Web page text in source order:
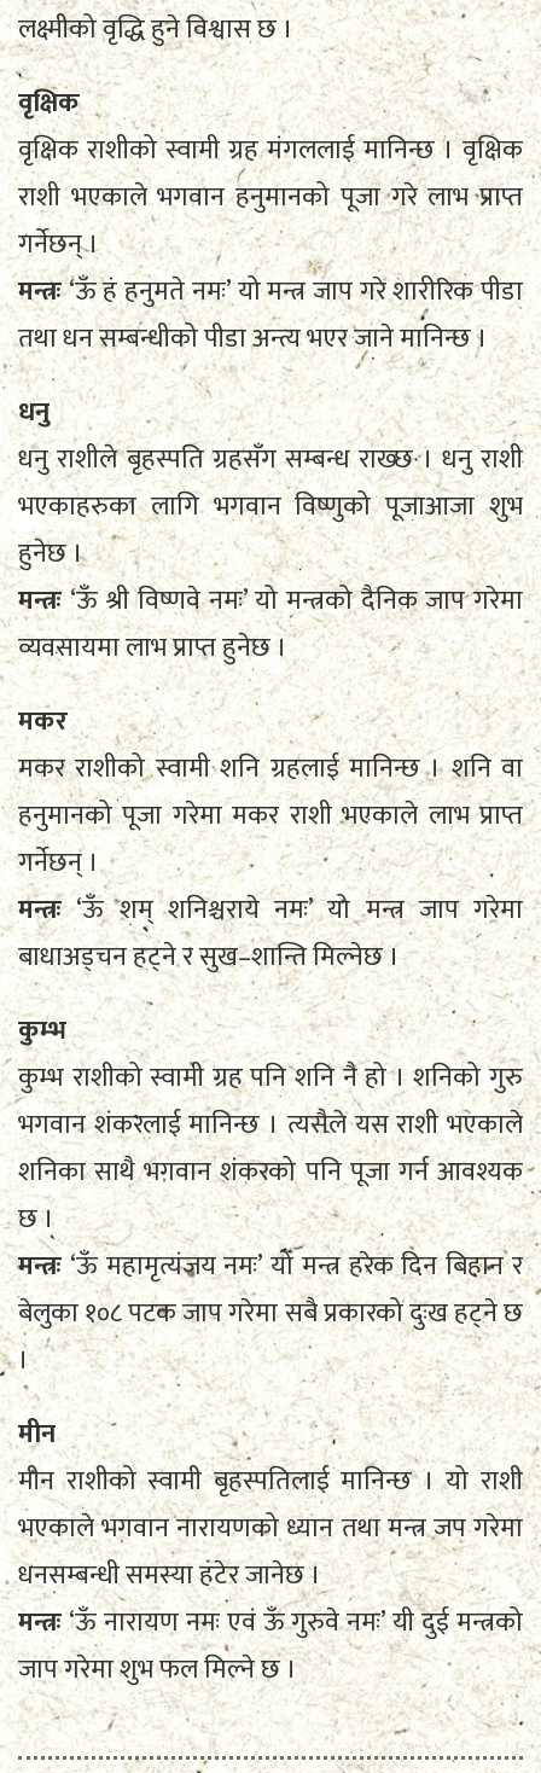
लक्ष्मीको वृद्धि हुने विश्वास छ ।
वृक्षिक
वृक्षिक राशीको स्वामी ग्रह मंगललाई मानिन्छ । वृक्षिक
राशी भएकाले भगवान हनुमानको पूजा गरे लाभ प्राप्त
गर्नेछन् ।
मन्त्रः‘ऊँ हं हनुमते नमः’ यो मन्त्र जाप गरे शारीरिक पीडा
तथा धन सम्बन्धीको पीडा अन्त्य भएर जाने मानिन्छ ।
धनु
धनु राशीले बृहस्पति ग्रहसँग सम्बन्ध राख्छ । धनु राशी
भएकाहरुका लागि भगवान विष्णुको पूजाआजा शुभ
हुनेछ ।
मन्त्रः‘ऊँ श्री विष्णवे नमः’ यो मन्त्रको दैनिक जाप गरेमा
व्यवसायमा लाभ प्राप्त हुनेछ ।
मकर
मकर राशीको स्वामी शनि ग्रहलाई मानिन्छ । शनि वा
हनुमानको पूजा गरेमा मकर राशी भएकाले लाभ प्राप्त
गर्नेछन् ।
मन्त्रः‘ऊँ शम् शनिश्चराये नमः’ यो मन्त्र जाप गरेमा
बाधाअड्चन हट्ने र सुख–शान्ति मिल्नेछ ।
कुम्भ
कुम्भ राशीको स्वामी ग्रह पनि शनि नै हो । शनिको गुरु
भगवान शंकरलाई मानिन्छ । त्यसैले यस राशी भएकाले
शनिका साथै भगवान शंकरको पनि पूजा गर्न आवश्यक
छ ।
मन्त्रः‘ऊँ महामृत्यंजय नमः’ यो मन्त्र हरेक दिन बिहान र
बेलुका १०८ पटक जाप गरेमा सबै प्रकारको दुःख हट्ने छ
।
मीन
मीन राशीको स्वामी बृहस्पतिलाई मानिन्छ । यो राशी
भएकाले भगवान नारायणको ध्यान तथा मन्त्र जप गरेमा
धनसम्बन्धी समस्या हटेर जानेछ ।
मन्त्रः‘ऊँ नारायण नमः एवं ऊँ गुरुवे नमः’ यी दुई मन्त्रको
जाप गरेमा शुभ फल मिल्ने छ ।